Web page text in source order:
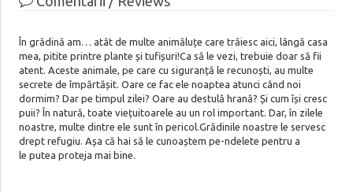
În grădină am… atât de multe animăluțe care trăiesc aici, lângă casa
mea, pitite printre plante și tufișuri!Ca să le vezi, trebuie doar să fii
atent. Aceste animale, pe care cu siguranță le recunoști, au multe
secrete de împărtășit. Oare ce fac ele noaptea atunci când noi
dormim? Dar pe timpul zilei? Oare au destulă hrană? Și cum își cresc
puii? În natură, toate viețuitoarele au un rol important. Dar, în zilele
noastre, multe dintre ele sunt în pericol.Grădinile noastre le servesc
drept refugiu. Așa că hai să le cunoaștem pe-ndelete pentru a
le putea proteja mai bine.